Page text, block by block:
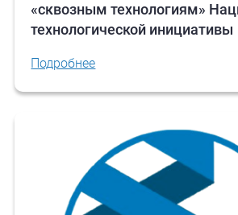
«сквозным технологиям»
технологической инициативы
Подробнее